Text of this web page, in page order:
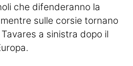
che difenderanno la
sulle corsie tornano
a sinistra dopo il